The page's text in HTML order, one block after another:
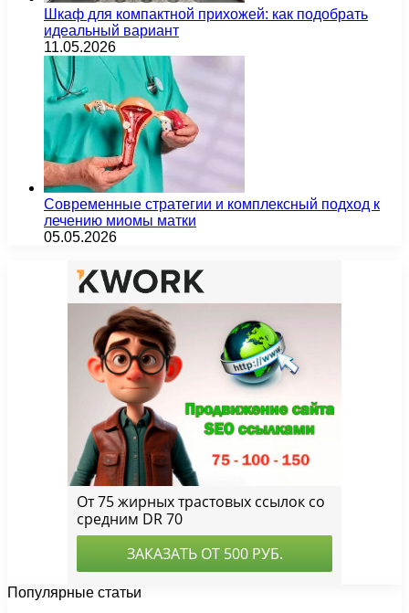
Шкаф для компактной прихожей: как подобрать
идеальный вариант
11.05.2026
Современные стратегии и комплексный подход к
лечению миомы матки
05.05.2026
Популярные статьи